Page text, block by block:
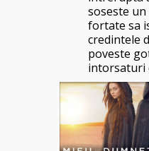
soseste
fortate sa
credintele
poveste
intorsaturi